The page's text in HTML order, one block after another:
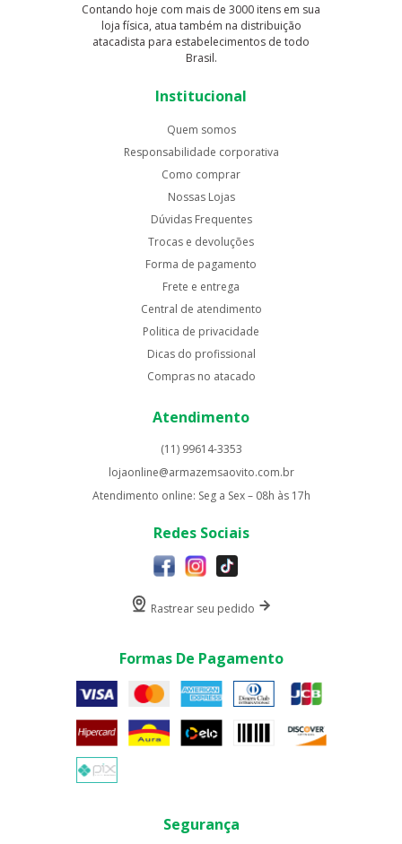
Contando hoje com mais de 3000 itens em sua
loja física, atua também na distribuição
atacadista para estabelecimentos de todo
Brasil.
Institucional
Quem somos
Responsabilidade corporativa
Como comprar
Nossas Lojas
Dúvidas Frequentes
Trocas e devoluções
Forma de pagamento
Frete e entrega
Central de atendimento
Politica de privacidade
Dicas do profissional
Compras no atacado
Atendimento
(11) 99614-3353
lojaonline@armazemsaovito.com.br
Atendimento online: Seg a Sex – 08h às 17h
Redes Sociais
Rastrear seu pedido
Formas De Pagamento
Segurança